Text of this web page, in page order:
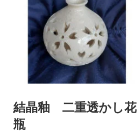
結晶釉 二重透かし花
瓶